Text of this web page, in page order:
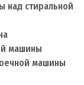
над стиральной
машины
машины